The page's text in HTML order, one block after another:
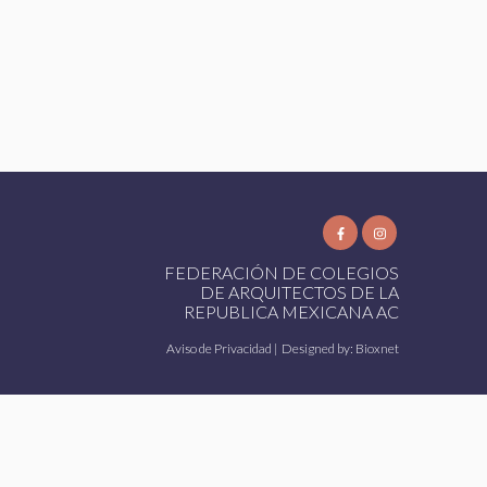
FEDERACIÓN DE COLEGIOS
DE ARQUITECTOS DE LA
REPUBLICA MEXICANA AC
Aviso de Privacidad | Designed by: Bioxnet